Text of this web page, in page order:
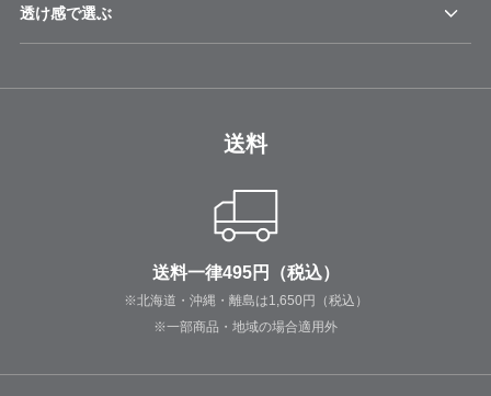
透け感で選ぶ
送料
送料一律495円（税込）
※北海道・沖縄・離島は1,650円（税込）
※一部商品・地域の場合適用外